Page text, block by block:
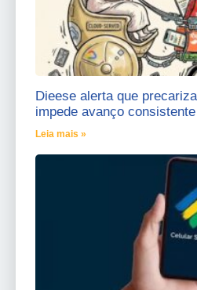
Dieese alerta que
impede avanço consistente
Leia mais »